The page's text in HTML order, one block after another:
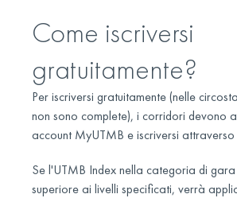
Come iscriversi
gratuitamente?
Per iscriversi gratuitamente (nelle
non sono complete), i corridori devono
account MyUTMB e iscriversi
Se l'UTMB Index nella categoria di
superiore ai livelli specificati, verrà